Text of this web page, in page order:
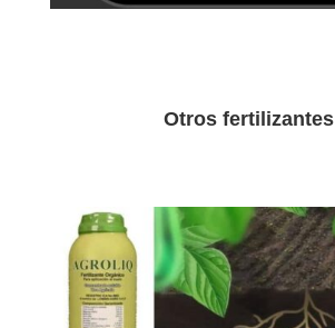
Otros fertilizantes